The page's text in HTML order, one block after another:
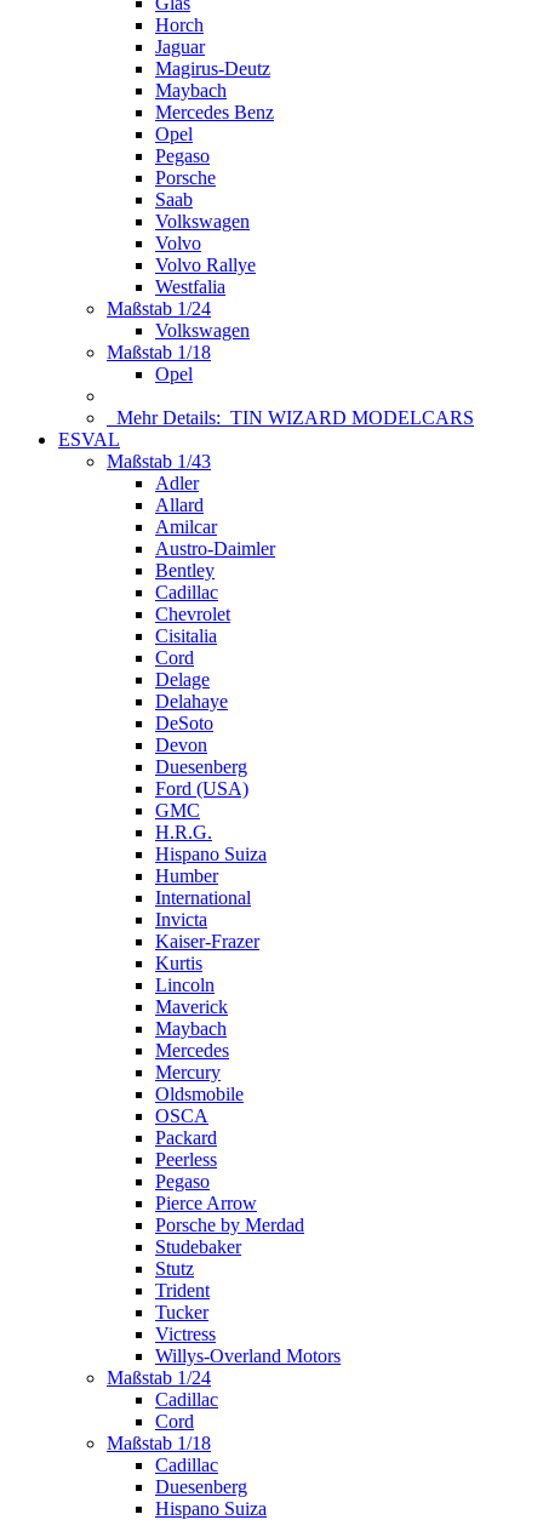
Horch
Jaguar
Magirus-Deutz
Maybach
Mercedes Benz
Opel
Pegaso
Porsche
Saab
Volkswagen
Volvo
Volvo Rallye
Westfalia
Maßstab 1/24
Volkswagen
Maßstab 1/18
Opel
Mehr Details: TIN WIZARD MODELCARS
ESVAL
Maßstab 1/43
Adler
Allard
Amilcar
Austro-Daimler
Bentley
Cadillac
Chevrolet
Cisitalia
Cord
Delage
Delahaye
DeSoto
Devon
Duesenberg
Ford (USA)
GMC
H.R.G.
Hispano Suiza
Humber
International
Invicta
Kaiser-Frazer
Kurtis
Lincoln
Maverick
Maybach
Mercedes
Mercury
Oldsmobile
OSCA
Packard
Peerless
Pegaso
Pierce Arrow
Porsche by Merdad
Studebaker
Stutz
Trident
Tucker
Victress
Willys-Overland Motors
Maßstab 1/24
Cadillac
Cord
Maßstab 1/18
Cadillac
Duesenberg
Hispano Suiza